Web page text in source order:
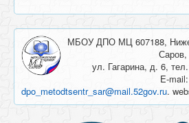
МБОУ ДПО МЦ 607188,
Саров,
ул. Гагарина, д. 6,
E-mail:
dpo_metodtsentr_sar@mail.52gov.ru.